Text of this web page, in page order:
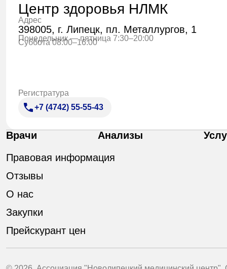
Центр здоровья НЛМК
Адрес
398005, г. Липецк, пл. Металлургов, 1
Понедельник — пятница 7:30–20:00
Суббота 08:00–16:00
Регистратура
+7 (4742) 55-55-43
Врачи Анализы
Правовая информация
Отзывы
О нас
Закупки
Прейскурант цен